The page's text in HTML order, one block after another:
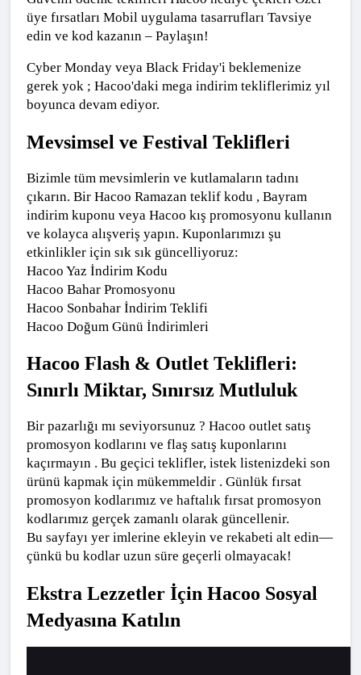
üye fırsatları Mobil uygulama tasarrufları Tavsiye
edin ve kod kazanın – Paylaşın!
Cyber ​​Monday veya Black Friday'i beklemenize
gerek yok ; Hacoo'daki mega indirim tekliflerimiz yıl
boyunca devam ediyor.
Mevsimsel ve Festival Teklifleri
Bizimle tüm mevsimlerin ve kutlamaların tadını
çıkarın. Bir Hacoo Ramazan teklif kodu , Bayram
indirim kuponu veya Hacoo kış promosyonu kullanın
ve kolayca alışveriş yapın. Kuponlarımızı şu
etkinlikler için sık sık güncelliyoruz:
Hacoo Yaz İndirim Kodu
Hacoo Bahar Promosyonu
Hacoo Sonbahar İndirim Teklifi
Hacoo Doğum Günü İndirimleri
Hacoo Flash & Outlet Teklifleri:
Sınırlı Miktar, Sınırsız Mutluluk
Bir pazarlığı mı seviyorsunuz ? Hacoo outlet satış
promosyon kodlarını ve flaş satış kuponlarını
kaçırmayın . Bu geçici teklifler, istek listenizdeki son
ürünü kapmak için mükemmeldir . Günlük fırsat
promosyon kodlarımız ve haftalık fırsat promosyon
kodlarımız gerçek zamanlı olarak güncellenir.
Bu sayfayı yer imlerine ekleyin ve rekabeti alt edin—
çünkü bu kodlar uzun süre geçerli olmayacak!
Ekstra Lezzetler İçin Hacoo Sosyal
Medyasına Katılın